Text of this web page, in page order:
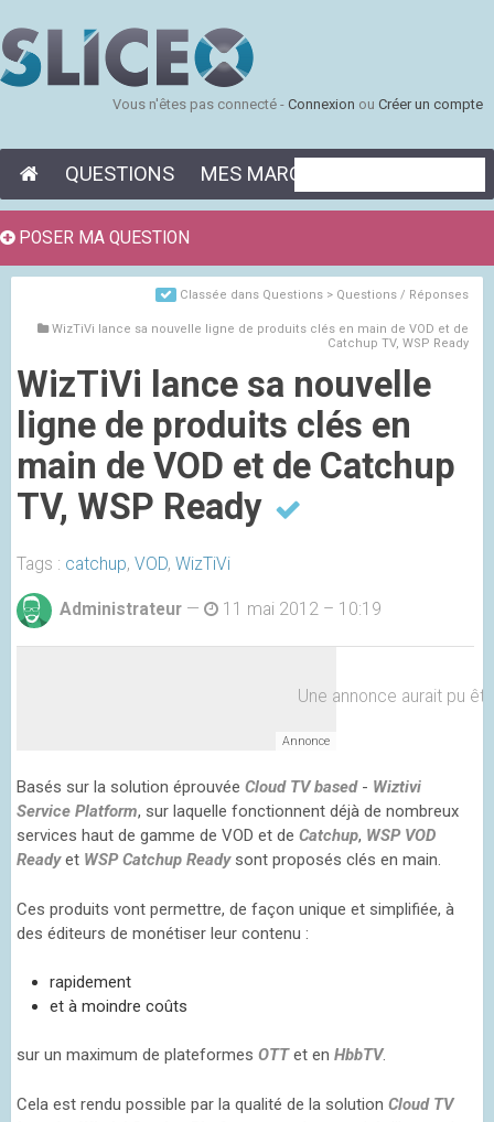
Vous n'êtes pas connecté - Connexion ou Créer un compte
QUESTIONS MES MARQUE-PAGES
Classée dans Questions > Questions / Réponses
WizTiVi lance sa nouvelle ligne de produits clés en main de VOD et de
Catchup TV, WSP Ready
WizTiVi lance sa nouvelle
ligne de produits clés en
main de VOD et de Catchup
TV, WSP Ready
Tags : catchup, VOD, WizTiVi
Administrateur — 11 mai 2012 – 10:19
Une annonce aurait pu
Basés sur la solution éprouvée Cloud TV based- Wiztivi
Service Platform, sur laquelle fonctionnent déjà de nombreux
services haut de gamme de VOD et de Catchup, WSP VOD
Readyet WSP Catchup Readysont proposés clés en main.
Ces produits vont permettre, de façon unique et simplifiée, à
des éditeurs de monétiser leur contenu :
rapidement
et à moindre coûts
sur un maximum de plateformes OTTet en HbbTV.
Cela est rendu possible par la qualité de la solution Cloud TV
POSER MA QUESTION